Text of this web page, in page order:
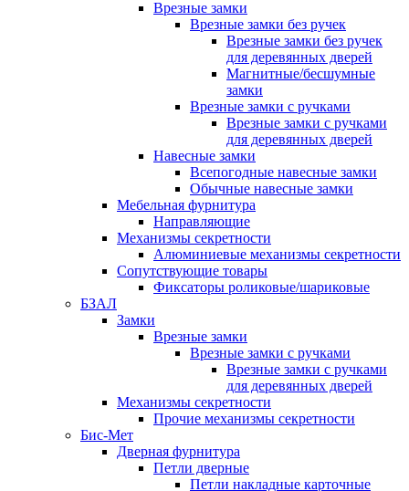
Врезные замки
Врезные замки без ручек
Врезные замки без ручек
для деревянных дверей
Магнитные/бесшумные
замки
Врезные замки с ручками
Врезные замки с ручками
для деревянных дверей
Навесные замки
Всепогодные навесные замки
Обычные навесные замки
Мебельная фурнитура
Направляющие
Механизмы секретности
Алюминиевые механизмы секретности
Сопутствующие товары
Фиксаторы роликовые/шариковые
БЗАЛ
Замки
Врезные замки
Врезные замки с ручками
Врезные замки с ручками
для деревянных дверей
Механизмы секретности
Прочие механизмы секретности
Бис-Мет
Дверная фурнитура
Петли дверные
Петли накладные карточные